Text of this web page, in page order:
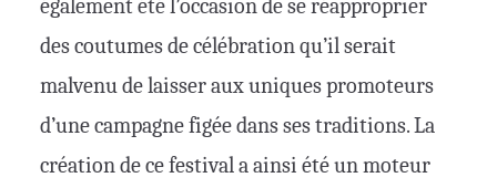
également été l’occasion de se réapproprier
des coutumes de célébration qu’il serait
malvenu de laisser aux uniques promoteurs
d’une campagne figée dans ses traditions. La
création de ce festival a ainsi été un moteur